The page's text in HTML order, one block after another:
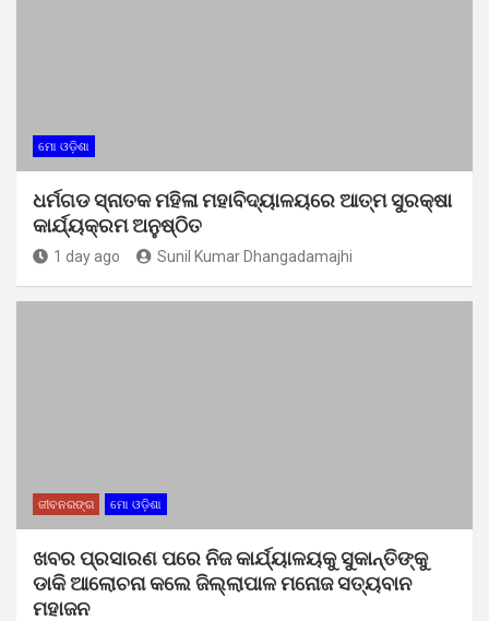
ମୋ ଓଡ଼ିଶା
ଧର୍ମଗଡ ସ୍ନାତକ ମହିଳା ମହାବିଦ୍ୟାଳୟରେ ଆତ୍ମ ସୁରକ୍ଷା
କାର୍ଯ୍ୟକ୍ରମ ଅନୁଷ୍ଠିତ
1 day ago Sunil Kumar Dhangadamajhi
ଜୀବନରଙ୍ଗ ମୋ ଓଡ଼ିଶା
ଖବର ପ୍ରସାରଣ ପରେ ନିଜ କାର୍ଯ୍ୟାଳୟକୁ ସୁକାନ୍ତିଙ୍କୁ
ଡାକି ଆଲୋଚନା କଲେ ଜିଲ୍ଲାପାଳ ମନୋଜ ସତ୍ୟବାନ
ମହାଜନ